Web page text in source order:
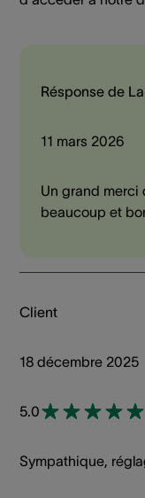
Résponse de
11 mars 2026
Un grand merci
beaucoup et
Client
18 décembre 2025
5.0
Sympathique,